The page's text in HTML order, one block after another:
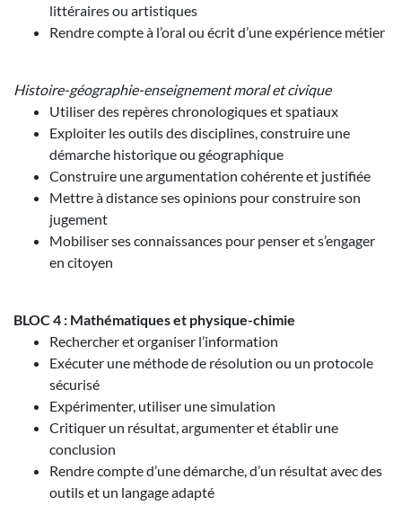
littéraires ou artistiques
Rendre compte à l’oral ou écrit d’une expérience métier
Histoire-géographie-enseignement moral et civique
Utiliser des repères chronologiques et spatiaux
Exploiter les outils des disciplines, construire une
démarche historique ou géographique
Construire une argumentation cohérente et justifiée
Mettre à distance ses opinions pour construire son
jugement
Mobiliser ses connaissances pour penser et s’engager
en citoyen
BLOC 4 : Mathématiques et physique-chimie
Rechercher et organiser l’information
Exécuter une méthode de résolution ou un protocole
sécurisé
Expérimenter, utiliser une simulation
Critiquer un résultat, argumenter et établir une
conclusion
Rendre compte d’une démarche, d’un résultat avec des
outils et un langage adapté